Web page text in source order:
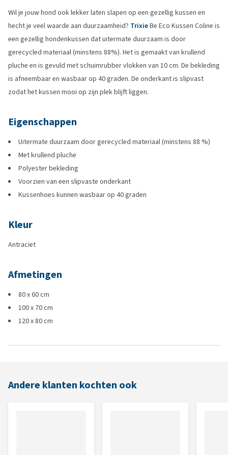
Wil je jouw hond ook lekker laten slapen op een gezellig kussen en
hecht je veel waarde aan duurzaamheid? TrixieBe Eco Kussen Coline is
een gezellig hondenkussen dat uitermate duurzaam is door
gerecycled materiaal (minstens 88%). Het is gemaakt van krullend
pluche en is gevuld met schuimrubber vlokken van 10 cm. De bekleding
is afneembaar en wasbaar op 40 graden. De onderkant is slipvast
zodat het kussen mooi op zijn plek blijft liggen.
Eigenschappen
Uitermate duurzaam door gerecycled materiaal (minstens 88 %)
Met krullend pluche
Polyester bekleding
Voorzien van een slipvaste onderkant
Kussenhoes kunnen wasbaar op 40 graden
Kleur
Antraciet
Afmetingen
80 x 60 cm
100 x 70 cm
120 x 80 cm
Andere klanten kochten ook